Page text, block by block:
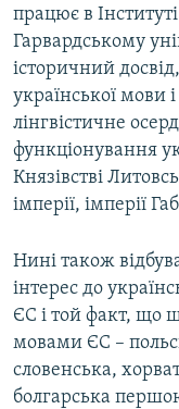
працює в
Гарвардському
історичний
української мови
лінгвістичне
функціонування
Князівстві
імперії, імперії
Нині також
інтерес до
ЄС і той факт, що
мовами ЄС –
словенська,
болгарська